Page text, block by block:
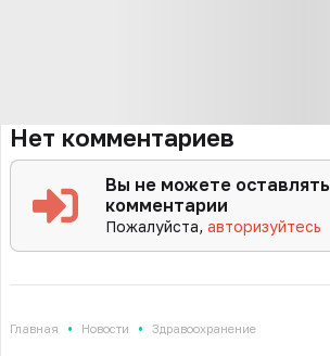
Нет комментариев
Вы не можете оставлять
комментарии
Пожалуйста,авторизуйтесь
Главная • Новости • Здравоохранение